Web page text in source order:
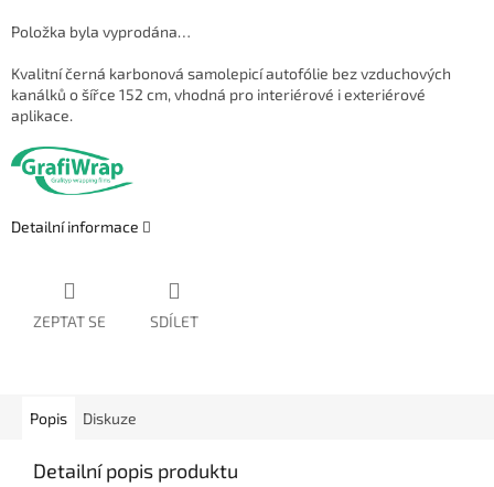
Položka byla vyprodána…
Kvalitní černá karbonová samolepicí autofólie bez vzduchových
kanálků o šířce 152 cm, vhodná pro interiérové i exteriérové
aplikace.
Detailní informace
ZEPTAT SE SDÍLET
Popis Diskuze
Detailní popis produktu